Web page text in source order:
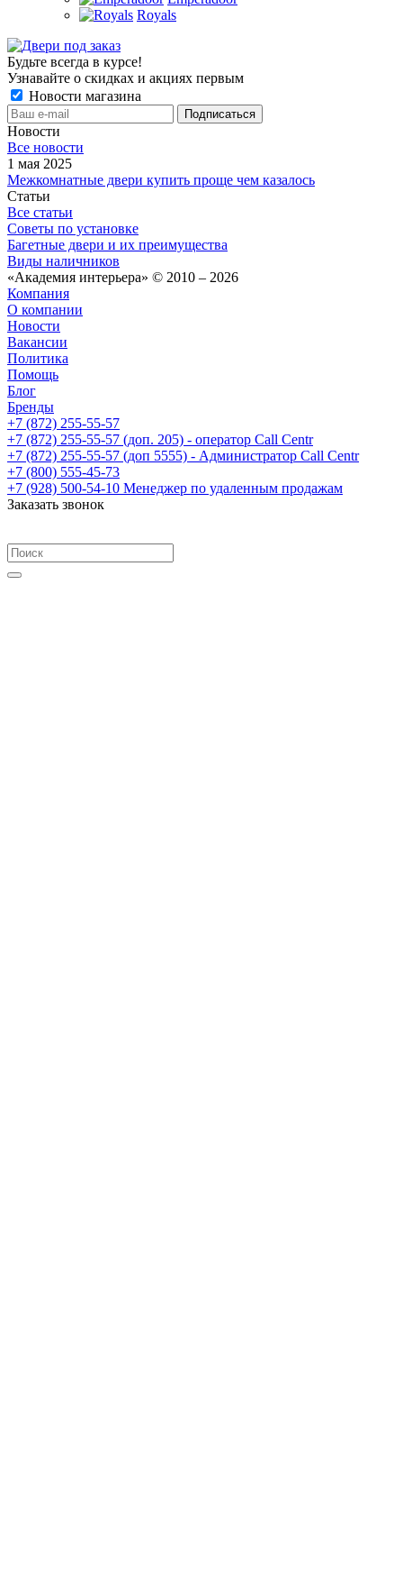
Royals
Будьте всегда в курсе!
Узнавайте о скидках и акциях первым
Новости магазина
Новости
Все новости
1 мая 2025
Межкомнатные двери купить проще чем казалось
Статьи
Все статьи
Советы по установке
Багетные двери и их преимущества
Виды наличников
«Академия интерьера» © 2010 – 2026
Компания
О компании
Новости
Вакансии
Политика
Помощь
Блог
Бренды
+7 (872) 255-55-57
+7 (872) 255-55-57 (доп. 205) - оператор Call Centr
+7 (872) 255-55-57 (доп 5555) - Администратор Call Centr
+7 (800) 555-45-73
+7 (928) 500-54-10 Менеджер по удаленным продажам
Заказать звонок